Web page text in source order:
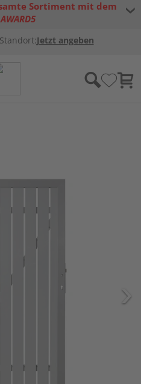
Sortiment mit dem
Jetzt angeben